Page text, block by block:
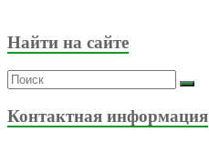
Найти на сайте
Контактная информация